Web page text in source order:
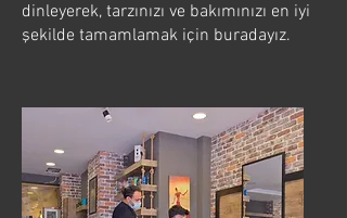
dinleyerek, tarzınızı ve bakımınızı en iyi
şekilde tamamlamak için buradayız.